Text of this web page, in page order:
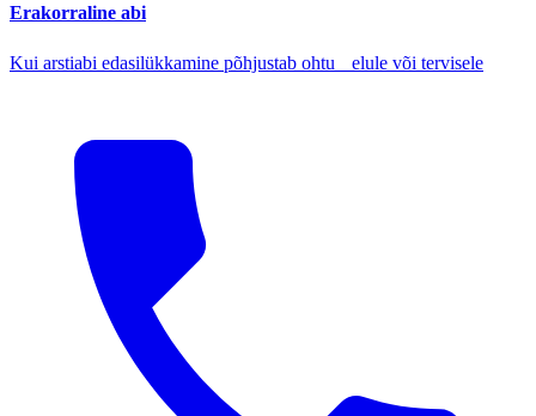
Erakorraline abi
Kui arstiabi edasilükkamine põhjustab ohtu elule või tervisele